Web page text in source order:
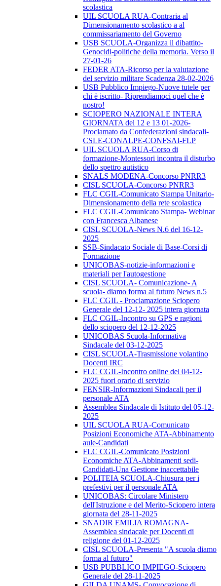
scolastica
UIL SCUOLA RUA-Contraria al
Dimensionamento scolastico a al
commissariamento del Governo
USB SCUOLA-Organizza il dibattito-
Genocidi-politiche della memoria. Verso il
27-01-26
FEDER ATA-Ricorso per la valutazione
del servizio militare Scadenza 28-02-2026
USB Pubblico Impiego-Nuove tutele per
chi è iscritto- Riprendiamoci quel che è
nostro!
SCIOPERO NAZIONALE INTERA
GIORNATA del 12 e 13 01-2026-
Proclamato da Confederazioni sindacali-
CSLE-CONALPE-CONFSAI-FLP
UIL SCUOLA RUA-Corso di
formazione-Montessori incontra il disturbo
dello spettro autistico
SNALS MODENA-Concorso PNRR3
CISL SCUOLA-Concorso PNRR3
FLC CGIL-Comunicato Stampa Unitario-
Dimensionamento della rete scolastica
FLC CGIL-Comunicato Stampa- Webinar
con Francesca Albanese
CISL SCUOLA-News N.6 del 16-12-
2025
SSB-Sindacato Sociale di Base-Corsi di
Formazione
UNICOBAS-notizie-informazioni e
materiali per l'autogestione
CISL SCUOLA- Comunicazione- A
scuola- diamo forma al futuro News n.5
FLC CGIL - Proclamazione Sciopero
Generale del 12-12- 2025 intera giornata
FLC CGIL-Incontro su GPS e ragioni
dello sciopero del 12-12-2025
UNICOBAS Scuola-Informativa
Sindacale del 03-12-2025
CISL SCUOLA-Trasmissione volantino
Docenti IRC
FLC CGIL-Incontro online del 04-12-
2025 fuori orario di servizio
FENSIR-Informazioni Sindacali per il
personale ATA
Assemblea Sindacale di Istituto del 05-12-
2025
UIL SCUOLA RUA-Comunicato
Posizioni Economiche ATA-Abbinamento
aule-Candidati
FLC CGIL-Comunicato Posizioni
Economiche ATA-Abbinamenti sedi-
Candidati-Una Gestione inaccettabile
POLITEIA SCUOLA-Chiusura per i
prefestivi per il personale ATA
UNICOBAS: Circolare Ministero
dell'Istruzione e del Merito-Sciopero intera
giornata del 28-11-2025
SNADIR EMILIA ROMAGNA-
Assemblea sindacale per Docenti di
religione del 01-12-2025
CISL SCUOLA-Presenta "A scuola diamo
forma al futuro"
USB PUBBLICO IMPIEGO-Sciopero
Generale del 28-11-2025